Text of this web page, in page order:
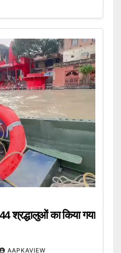
श्रद्धालुओं का किया गया
AAPKAVIEW